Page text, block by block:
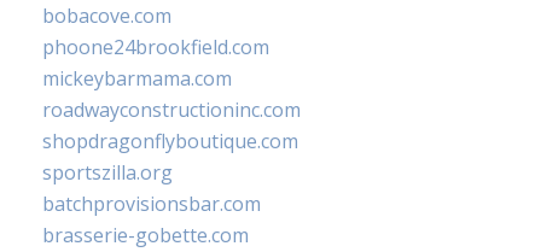
bobacove.com
phoone24brookfield.com
mickeybarmama.com
roadwayconstructioninc.com
shopdragonflyboutique.com
sportszilla.org
batchprovisionsbar.com
brasserie-gobette.com